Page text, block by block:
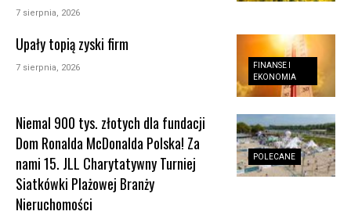
7 sierpnia, 2026
FINANSE I
EKONOMIA
Upały topią zyski firm
7 sierpnia, 2026
POLECANE
Niemal 900 tys. złotych dla fundacji
Dom Ronalda McDonalda Polska! Za
nami 15. JLL Charytatywny Turniej
Siatkówki Plażowej Branży
Nieruchomości